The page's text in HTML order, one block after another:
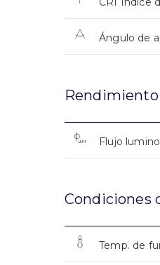
Ángulo de
Rendimiento
Flujo
Condiciones
Temp. de